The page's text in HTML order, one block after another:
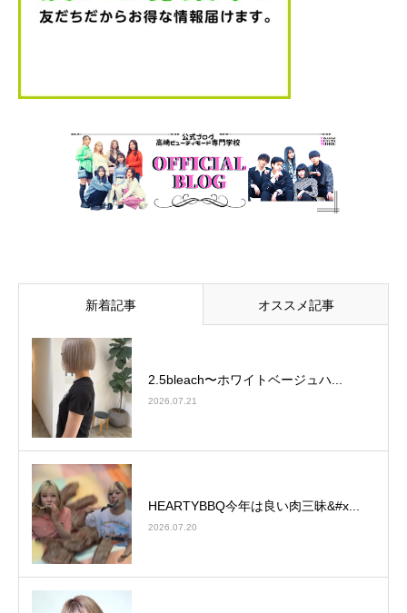
新着記事 オススメ記事
2.5bleach〜ホワイトベージュ⁡ハ...
2026.07.21
HEARTYBBQ今年は良い肉三昧&#x...
2026.07.20